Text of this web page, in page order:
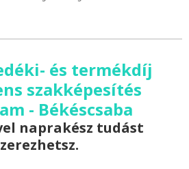
és termékdíj
szakképesítés
- Békéscsaba
naprakész tudást